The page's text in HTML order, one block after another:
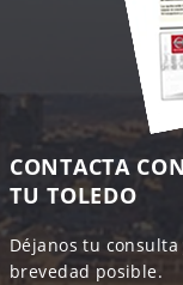
CONTACTA
TU TOLEDO
Déjanos tu
brevedad posible.